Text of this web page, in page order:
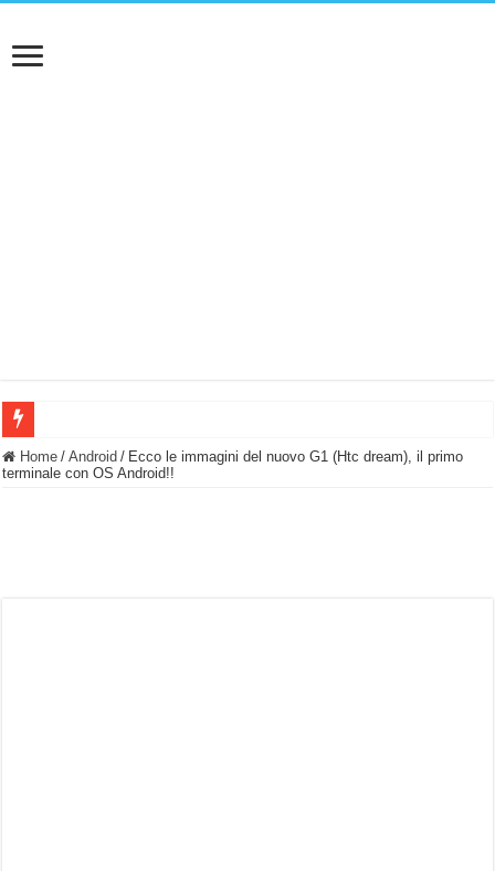
BASTA FATICARE! Questo robot tagliaerba lo appoggi e fa tutto lui! (Senza
Home / Android / Ecco le immagini del nuovo G1 (Htc dream), il primo
terminale con OS Android!!